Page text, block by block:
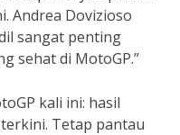
Andrea Dovizioso
sangat penting
sehat di MotoGP.”
kali ini: hasil
Tetap pantau